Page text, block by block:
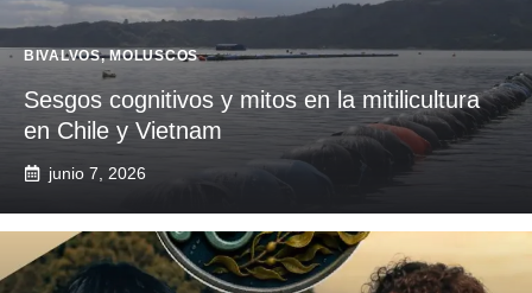
BIVALVOS,MOLUSCOS
Sesgos cognitivos y mitos en la mitilicultura
en Chile y Vietnam
junio 7, 2026